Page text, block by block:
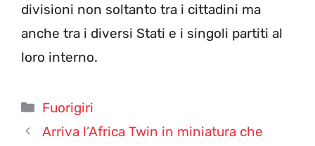
divisioni non soltanto tra i cittadini ma
anche tra i diversi Stati e i singoli partiti al
loro interno.
Categorie
Fuorigiri
Arriva l’Africa Twin in miniatura che